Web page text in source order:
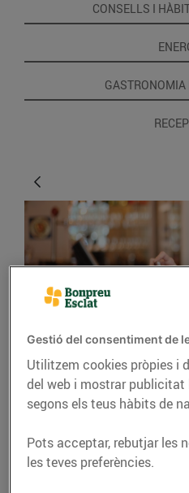
CONSELLS I
GASTRONOMIA
CONSELLS I HÀBITS
Consells per
fotos
27/d’abril/2016
Gestió del consentiment de
Utilitzem cookies pròpies i
del web i mostrar publicitat
segons els teus hàbits de
Pots acceptar, rebutjar les
les teves preferències.